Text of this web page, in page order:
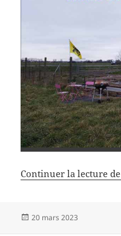
Continuer la lecture de
Publié
20 mars 2023